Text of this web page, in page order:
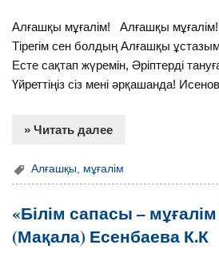
Алғашқы мұғалім! Алғашқы
Тірегім сен болдың Алғашқы
Есте сақтап жүремін, Әріптерді
Үйреттіңіз сіз мені әрқашанда!
» Читать далее
Алғашқы мұғалім
«Білім сапасы – мұғалім
(Мақала) Есенбаева К.К